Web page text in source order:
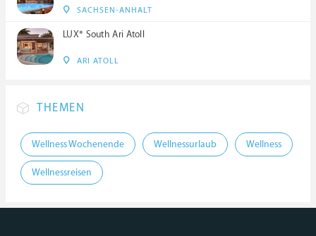
SACHSEN-ANHALT
LUX* South Ari Atoll
ARI ATOLL
THEMEN
Wellness Wochenende Wellnessurlaub Wellness
Wellnessreisen